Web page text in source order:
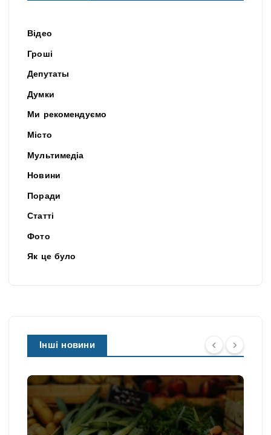
Відео
Гроші
Депутаты
Думки
Ми рекомендуємо
Місто
Мультимедіа
Новини
Поради
Статті
Фото
Як це було
Інші новини